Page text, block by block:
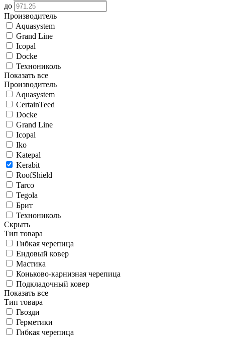
до
Производитель
Aquasystem
Grand Line
Icopal
Docke
Технониколь
Показать все
Производитель
Aquasystem
CertainTeed
Docke
Grand Line
Icopal
Iko
Katepal
Kerabit
RoofShield
Tarco
Tegola
Брит
Технониколь
Скрыть
Тип товара
Гибкая черепица
Ендовый ковер
Мастика
Коньково-карнизная черепица
Подкладочный ковер
Показать все
Тип товара
Гвозди
Герметики
Гибкая черепица